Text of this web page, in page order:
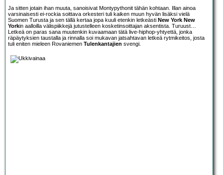
Ja sitten jotain ihan muuta, sanoisivat Montypythonit tähän kohtaan. Illan ainoa
varsinaisesti ei-rockia soittava orkesteri tuli kaiken muun hyvän lisäksi vielä
Suomen Turusta ja sen tällä kertaa jopa kuuli etenkin letkeästi New York New
Yorkin aalloilla välispiikkejä jutustelleen kosketinsoittajan aksentista. Turuust…
Letkeä on paras sana muutenkin kuvaamaan tätä live-hiphop-yhtyettä, jonka
räpäytyksien taustalla ja rinnalla soi mukavan jatsahtavan letkeä rytmikeitos, josta
tuli eniten mieleen Rovaniemen Tulenkantajien svengi.